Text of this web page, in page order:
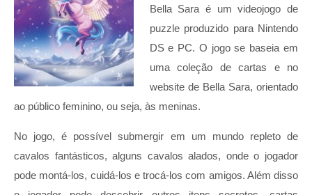
Bella Sara é um videojogo de
puzzle produzido para Nintendo
DS e PC. O jogo se baseia em
uma coleção de cartas e no
website de Bella Sara, orientado
ao público feminino, ou seja, às meninas.
No jogo, é possível submergir em um mundo repleto de
cavalos fantásticos, alguns cavalos alados, onde o jogador
pode montá-los, cuidá-los e trocá-los com amigos. Além disso